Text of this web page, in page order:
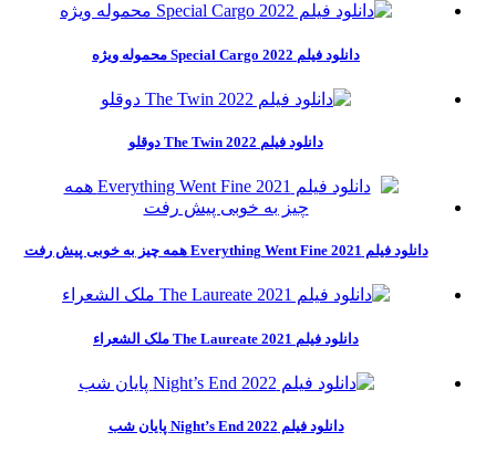
دانلود فیلم Special Cargo 2022 محموله ویژه
دانلود فیلم The Twin 2022 دوقلو
دانلود فیلم Everything Went Fine 2021 همه چیز به خوبی پیش رفت
دانلود فیلم The Laureate 2021 ملک الشعراء
دانلود فیلم Night’s End 2022 پایان شب